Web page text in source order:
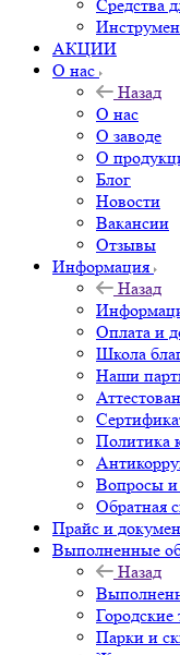
Средства
АКЦИИ
О нас
Назад
О нас
О заводе
О
Блог
Новости
Вакансии
Отзывы
Информация
Назад
Оплата и
Школа
Наши
Политика
Вопросы и
Обратная
Прайс и
Выполненные
Назад
Городские
Парки и